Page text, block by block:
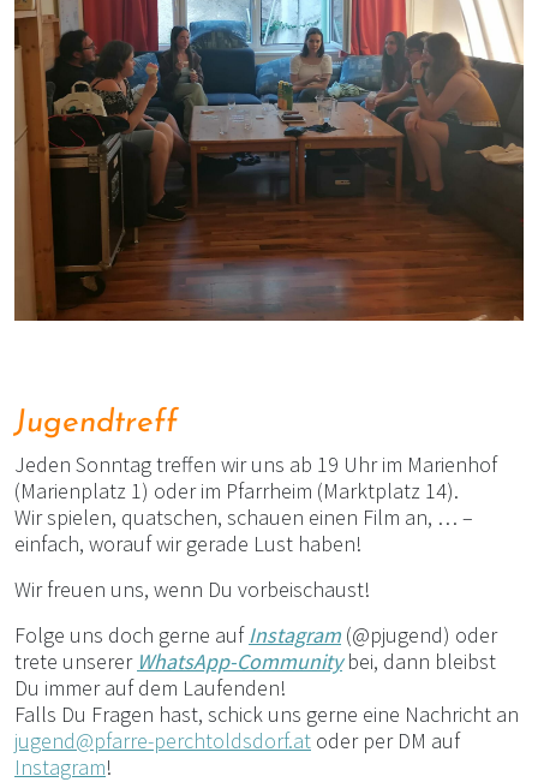
Jugendtreff
Jeden Sonntag treffen wir uns ab 19 Uhr im Marienhof
(Marienplatz 1) oder im Pfarrheim (Marktplatz 14).
Wir spielen, quatschen, schauen einen Film an, … –
einfach, worauf wir gerade Lust haben!
Wir freuen uns, wenn Du vorbeischaust!
Folge uns doch gerne aufInstagram (@pjugend) oder
trete unserer WhatsApp-Communitybei, dann bleibst
Du immer auf dem Laufenden!
Falls Du Fragen hast, schick uns gerne eine Nachricht an
jugend@pfarre-perchtoldsdorf.at oder per DM auf
Instagram!